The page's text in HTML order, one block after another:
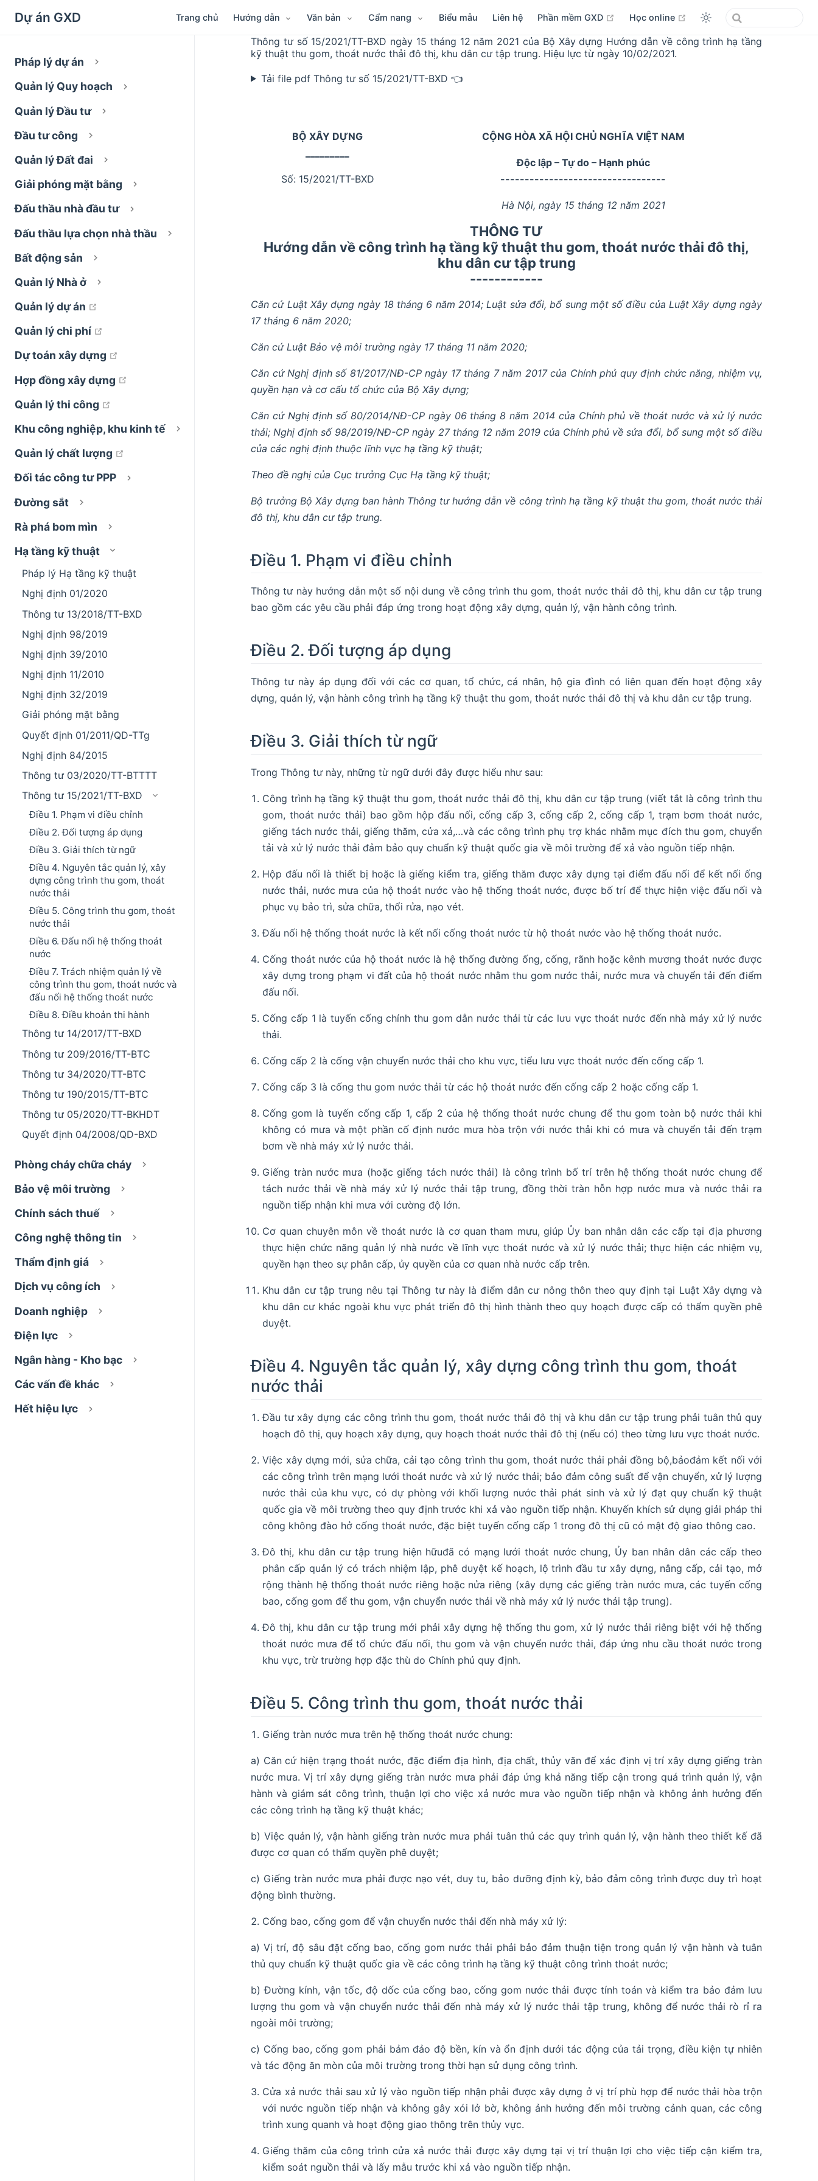
Dự án GXD Trang chủ Hướng dẫn Văn bản Cẩm nang Biểu mẫu Liên hệ Phần mềm GXD open in new window
Học online open in new window
Pháp lý dự án
Quản lý Quy hoạch
Quản lý Đầu tư
Đầu tư công
Quản lý Đất đai
Giải phóng mặt bằng
Đấu thầu nhà đầu tư
Đấu thầu lựa chọn nhà thầu
Bất động sản
Quản lý Nhà ở
Quản lý dự án
Quản lý chi phí
Dự toán xây dựng
Hợp đồng xây dựng
Quản lý thi công
Khu công nghiệp, khu kinh tế
Quản lý chất lượng
Đối tác công tư PPP
Đường sắt
Rà phá bom mìn
Hạ tầng kỹ thuật
Pháp lý Hạ tầng kỹ thuật
Nghị định 01/2020
Thông tư 13/2018/TT-BXD
Nghị định 98/2019
Nghị định 39/2010
Nghị định 11/2010
Nghị định 32/2019
Giải phóng mặt bằng
Quyết định 01/2011/QD-TTg
Nghị định 84/2015
Thông tư 03/2020/TT-BTTTT
Thông tư 15/2021/TT-BXD
Điều 1. Phạm vi điều chỉnh
Điều 2. Đối tượng áp dụng
Điều 3. Giải thích từ ngữ
Điều 4. Nguyên tắc quản lý, xây
dựng công trình thu gom, thoát
nước thải
Điều 5. Công trình thu gom, thoát
nước thải
Điều 6. Đấu nối hệ thống thoát
nước
Điều 7. Trách nhiệm quản lý về
công trình thu gom, thoát nước và
đấu nối hệ thống thoát nước
Điều 8. Điều khoản thi hành
Thông tư 14/2017/TT-BXD
Thông tư 209/2016/TT-BTC
Thông tư 34/2020/TT-BTC
Thông tư 190/2015/TT-BTC
Thông tư 05/2020/TT-BKHDT
Quyết định 04/2008/QD-BXD
Phòng cháy chữa cháy
Bảo vệ môi trường
Chính sách thuế
Công nghệ thông tin
Thẩm định giá
Dịch vụ công ích
Doanh nghiệp
Điện lực
Ngân hàng - Kho bạc
Các vấn đề khác
Hết hiệu lực
Thông tư số 15/2021/TT-BXD ngày 15 tháng 12 năm 2021 của Bộ Xây dựng Hướng dẫn về công trình hạ tầng
kỹ thuật thu gom, thoát nước thải đô thị, khu dân cư tập trung. Hiệu lực từ ngày 10/02/2021.
Tải file pdf Thông tư số 15/2021/TT-BXD 👈
BỘ XÂY DỰNG
Số: 15/2021/TT-BXD
CỘNG HÒA XÃ HỘI CHỦ NGHĨA VIỆT NAM
Độc lập – Tự do – Hạnh phúc
----------------------------------
Hà Nội, ngày 15 tháng 12 năm 2021
THÔNG TƯ
Hướng dẫn về công trình hạ tầng kỹ thuật thu gom, thoát nước thải đô thị,
khu dân cư tập trung
------------
Căn cứ Luật Xây dựng ngày 18 tháng 6 năm 2014; Luật sửa đổi, bổ sung một số điều của Luật Xây dựng ngày
17 tháng 6 năm 2020;
Căn cứ Luật Bảo vệ môi trường ngày 17 tháng 11 năm 2020;
Căn cứ Nghị định số 81/2017/NĐ-CP ngày 17 tháng 7 năm 2017 của Chính phủ quy định chức năng, nhiệm vụ,
quyền hạn và cơ cấu tổ chức của Bộ Xây dựng;
Căn cứ Nghị định số 80/2014/NĐ-CP ngày 06 tháng 8 năm 2014 của Chính phủ về thoát nước và xử lý nước
thải; Nghị định số 98/2019/NĐ-CP ngày 27 tháng 12 năm 2019 của Chính phủ về sửa đổi, bổ sung một số điều
của các nghị định thuộc lĩnh vực hạ tầng kỹ thuật;
Theo đề nghị của Cục trưởng Cục Hạ tầng kỹ thuật;
Bộ trưởng Bộ Xây dựng ban hành Thông tư hướng dẫn về công trình hạ tầng kỹ thuật thu gom, thoát nước thải
đô thị, khu dân cư tập trung.
Điều 1. Phạm vi điều chỉnh
Thông tư này hướng dẫn một số nội dung về công trình thu gom, thoát nước thải đô thị, khu dân cư tập trung
bao gồm các yêu cầu phải đáp ứng trong hoạt động xây dựng, quản lý, vận hành công trình.
Điều 2. Đối tượng áp dụng
Thông tư này áp dụng đối với các cơ quan, tổ chức, cá nhân, hộ gia đình có liên quan đến hoạt động xây
dựng, quản lý, vận hành công trình hạ tầng kỹ thuật thu gom, thoát nước thải đô thị và khu dân cư tập trung.
Điều 3. Giải thích từ ngữ
Trong Thông tư này, những từ ngữ dưới đây được hiểu như sau:
Công trình hạ tầng kỹ thuật thu gom, thoát nước thải đô thị, khu dân cư tập trung (viết tắt là công trình thu
gom, thoát nước thải) bao gồm hộp đấu nối, cống cấp 3, cống cấp 2, cống cấp 1, trạm bơm thoát nước,
giếng tách nước thải, giếng thăm, cửa xả,…và các công trình phụ trợ khác nhằm mục đích thu gom, chuyển
tải và xử lý nước thải đảm bảo quy chuẩn kỹ thuật quốc gia về môi trường để xả vào nguồn tiếp nhận.
Hộp đấu nối là thiết bị hoặc là giếng kiểm tra, giếng thăm được xây dựng tại điểm đấu nối để kết nối ống
nước thải, nước mưa của hộ thoát nước vào hệ thống thoát nước, được bố trí để thực hiện việc đấu nối và
phục vụ bảo trì, sửa chữa, thổi rửa, nạo vét.
Đấu nối hệ thống thoát nước là kết nối cống thoát nước từ hộ thoát nước vào hệ thống thoát nước.
Cống thoát nước của hộ thoát nước là hệ thống đường ống, cống, rãnh hoặc kênh mương thoát nước được
xây dựng trong phạm vi đất của hộ thoát nước nhằm thu gom nước thải, nước mưa và chuyển tải đến điểm
đấu nối.
Cống cấp 1 là tuyến cống chính thu gom dẫn nước thải từ các lưu vực thoát nước đến nhà máy xử lý nước
thải.
Cống cấp 2 là cống vận chuyển nước thải cho khu vực, tiểu lưu vực thoát nước đến cống cấp 1.
Cống cấp 3 là cống thu gom nước thải từ các hộ thoát nước đến cống cấp 2 hoặc cống cấp 1.
Cống gom là tuyến cống cấp 1, cấp 2 của hệ thống thoát nước chung để thu gom toàn bộ nước thải khi
không có mưa và một phần cố định nước mưa hòa trộn với nước thải khi có mưa và chuyển tải đến trạm
bơm về nhà máy xử lý nước thải.
Giếng tràn nước mưa (hoặc giếng tách nước thải) là công trình bố trí trên hệ thống thoát nước chung để
tách nước thải về nhà máy xử lý nước thải tập trung, đồng thời tràn hỗn hợp nước mưa và nước thải ra
nguồn tiếp nhận khi mưa với cường độ lớn.
Cơ quan chuyên môn về thoát nước là cơ quan tham mưu, giúp Ủy ban nhân dân các cấp tại địa phương
thực hiện chức năng quản lý nhà nước về lĩnh vực thoát nước và xử lý nước thải; thực hiện các nhiệm vụ,
quyền hạn theo sự phân cấp, ủy quyền của cơ quan nhà nước cấp trên.
Khu dân cư tập trung nêu tại Thông tư này là điểm dân cư nông thôn theo quy định tại Luật Xây dựng và
khu dân cư khác ngoài khu vực phát triển đô thị hình thành theo quy hoạch được cấp có thẩm quyền phê
duyệt.
Điều 4. Nguyên tắc quản lý, xây dựng công trình thu gom, thoát
nước thải
Đầu tư xây dựng các công trình thu gom, thoát nước thải đô thị và khu dân cư tập trung phải tuân thủ quy
hoạch đô thị, quy hoạch xây dựng, quy hoạch thoát nước thải đô thị (nếu có) theo từng lưu vực thoát nước.
Việc xây dựng mới, sửa chữa, cải tạo công trình thu gom, thoát nước thải phải đồng bộ,bảođảm kết nối với
các công trình trên mạng lưới thoát nước và xử lý nước thải; bảo đảm công suất để vận chuyển, xử lý lượng
nước thải của khu vực, có dự phòng với khối lượng nước thải phát sinh và xử lý đạt quy chuẩn kỹ thuật
quốc gia về môi trường theo quy định trước khi xả vào nguồn tiếp nhận. Khuyến khích sử dụng giải pháp thi
công không đào hở cống thoát nước, đặc biệt tuyến cống cấp 1 trong đô thị cũ có mật độ giao thông cao.
Đô thị, khu dân cư tập trung hiện hữuđã có mạng lưới thoát nước chung, Ủy ban nhân dân các cấp theo
phân cấp quản lý có trách nhiệm lập, phê duyệt kế hoạch, lộ trình đầu tư xây dựng, nâng cấp, cải tạo, mở
rộng thành hệ thống thoát nước riêng hoặc nửa riêng (xây dựng các giếng tràn nước mưa, các tuyến cống
bao, cống gom để thu gom, vận chuyển nước thải về nhà máy xử lý nước thải tập trung).
Đô thị, khu dân cư tập trung mới phải xây dựng hệ thống thu gom, xử lý nước thải riêng biệt với hệ thống
thoát nước mưa để tổ chức đấu nối, thu gom và vận chuyển nước thải, đáp ứng nhu cầu thoát nước trong
khu vực, trừ trường hợp đặc thù do Chính phủ quy định.
Điều 5. Công trình thu gom, thoát nước thải
Giếng tràn nước mưa trên hệ thống thoát nước chung:
a) Căn cứ hiện trạng thoát nước, đặc điểm địa hình, địa chất, thủy văn để xác định vị trí xây dựng giếng tràn
nước mưa. Vị trí xây dựng giếng tràn nước mưa phải đáp ứng khả năng tiếp cận trong quá trình quản lý, vận
hành và giám sát công trình, thuận lợi cho việc xả nước mưa vào nguồn tiếp nhận và không ảnh hưởng đến
các công trình hạ tầng kỹ thuật khác;
b) Việc quản lý, vận hành giếng tràn nước mưa phải tuân thủ các quy trình quản lý, vận hành theo thiết kế đã
được cơ quan có thẩm quyền phê duyệt;
c) Giếng tràn nước mưa phải được nạo vét, duy tu, bảo dưỡng định kỳ, bảo đảm công trình được duy trì hoạt
động bình thường.
Cống bao, cống gom để vận chuyển nước thải đến nhà máy xử lý:
a) Vị trí, độ sâu đặt cống bao, cống gom nước thải phải bảo đảm thuận tiện trong quản lý vận hành và tuân
thủ quy chuẩn kỹ thuật quốc gia về các công trình hạ tầng kỹ thuật công trình thoát nước;
b) Đường kính, vận tốc, độ dốc của cống bao, cống gom nước thải được tính toán và kiểm tra bảo đảm lưu
lượng thu gom và vận chuyển nước thải đến nhà máy xử lý nước thải tập trung, không để nước thải rò rỉ ra
ngoài môi trường;
c) Cống bao, cống gom phải bảm đảo độ bền, kín và ổn định dưới tác động của tải trọng, điều kiện tự nhiên
và tác động ăn mòn của môi trường trong thời hạn sử dụng công trình.
Cửa xả nước thải sau xử lý vào nguồn tiếp nhận phải được xây dựng ở vị trí phù hợp để nước thải hòa trộn
với nước nguồn tiếp nhận và không gây xói lở bờ, không ảnh hưởng đến môi trường cảnh quan, các công
trình xung quanh và hoạt động giao thông trên thủy vực.
Giếng thăm của công trình cửa xả nước thải được xây dựng tại vị trí thuận lợi cho việc tiếp cận kiểm tra,
kiểm soát nguồn thải và lấy mẫu trước khi xả vào nguồn tiếp nhận.